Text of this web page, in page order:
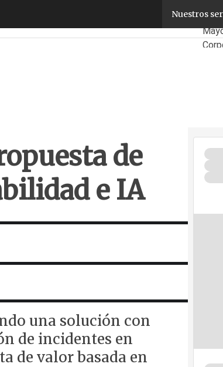
Nuestros
de valor basada en observabilidad e IA
de
e IA
una solución con
de incidentes en
de valor basada en